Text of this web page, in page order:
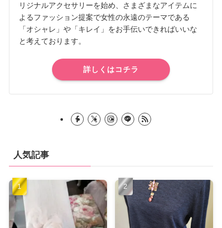
リジナルアクセサリーを始め、さまざまなアイテムに
よるファッション提案で女性の永遠のテーマである
「オシャレ」や「キレイ」をお手伝いできればいいな
と考えております。
詳しくはコチラ
人気記事